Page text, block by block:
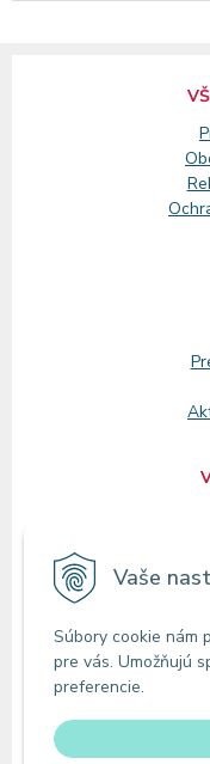
Vaše
Súbory cookie nám
pre vás. Umožňujú
preferencie.